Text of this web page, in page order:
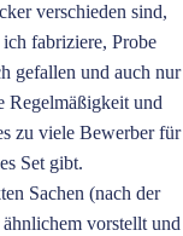
verschieden sind,
fabriziere, Probe
gefallen und auch nur
Regelmäßigkeit und
zu viele Bewerber für
Set gibt.
Sachen (nach der
vorstellt und